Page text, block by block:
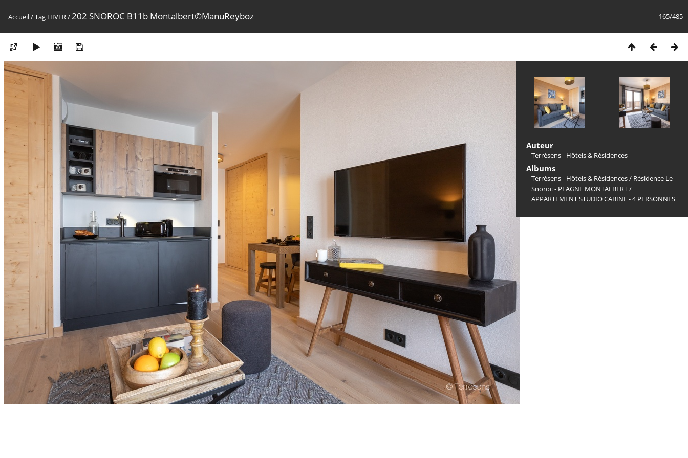
165/485
Accueil/Tag HIVER/202 SNOROC B11b Montalbert©ManuReyboz
Auteur
Terrésens - Hôtels & Résidences
Albums
Terrésens - Hôtels & Résidences/ Résidence Le
Snoroc - PLAGNE MONTALBERT/
APPARTEMENT STUDIO CABINE - 4 PERSONNES